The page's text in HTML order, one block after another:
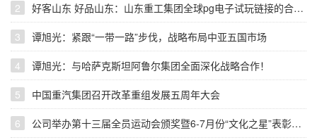
2 好客山东 好品山东：山东重工集团全球pg电子试玩链接的合作伙伴大会暨pg电子游戏网站的产品展示会在哈萨克斯坦举行
3 谭旭光：紧跟“一带一路”步伐，战略布局中亚五国市场
4 谭旭光：与哈萨克斯坦阿鲁尔集团全面深化战略合作！
5 中国重汽集团召开改革重组发展五周年大会
6 公司举办第十三届全员运动会颁奖暨6-7月份“文化之星”表彰仪式